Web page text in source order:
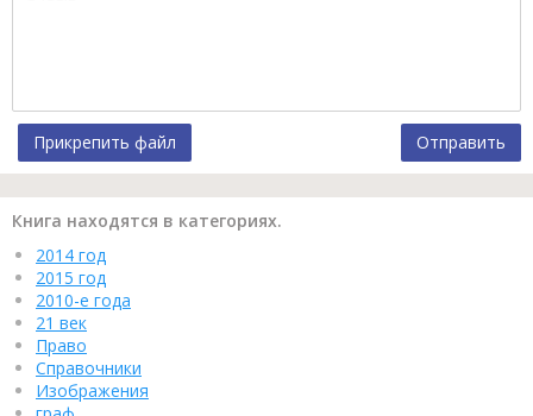
Прикрепить файл Отправить
Книга находятся в категориях.
2014 год
2015 год
2010-е года
21 век
Право
Справочники
Изображения